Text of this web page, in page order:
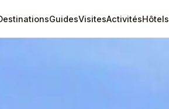
GuidesVisitesActivitésHôtels